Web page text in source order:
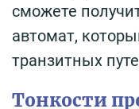
сможете
автомат,
транзитных
Тонкости